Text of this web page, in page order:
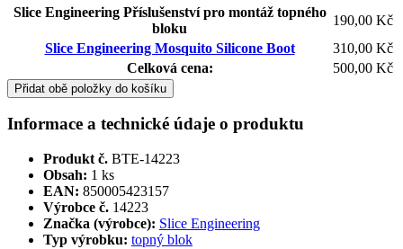
Slice Engineering Příslušenství pro montáž topného
bloku
190,00 Kč
Slice Engineering Mosquito Silicone Boot
310,00 Kč
Celková cena:
500,00 Kč
Přidat obě položky do košíku
Informace a technické údaje o produktu
Produkt č. BTE-14223
Obsah: 1 ks
EAN: 850005423157
Výrobce č. 14223
Značka (výrobce): Slice Engineering
Typ výrobku: topný blok